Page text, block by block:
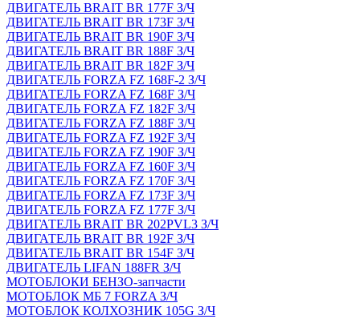
ДВИГАТЕЛЬ BRAIT BR 177F З/Ч
ДВИГАТЕЛЬ BRAIT BR 173F З/Ч
ДВИГАТЕЛЬ BRAIT BR 190F З/Ч
ДВИГАТЕЛЬ BRAIT BR 188F З/Ч
ДВИГАТЕЛЬ BRAIT BR 182F З/Ч
ДВИГАТЕЛЬ FORZA FZ 168F-2 З/Ч
ДВИГАТЕЛЬ FORZA FZ 168F З/Ч
ДВИГАТЕЛЬ FORZA FZ 182F З/Ч
ДВИГАТЕЛЬ FORZA FZ 188F З/Ч
ДВИГАТЕЛЬ FORZA FZ 192F З/Ч
ДВИГАТЕЛЬ FORZA FZ 190F З/Ч
ДВИГАТЕЛЬ FORZA FZ 160F З/Ч
ДВИГАТЕЛЬ FORZA FZ 170F З/Ч
ДВИГАТЕЛЬ FORZA FZ 173F З/Ч
ДВИГАТЕЛЬ FORZA FZ 177F З/Ч
ДВИГАТЕЛЬ BRAIT BR 202PVL3 З/Ч
ДВИГАТЕЛЬ BRAIT BR 192F З/Ч
ДВИГАТЕЛЬ BRAIT BR 154F З/Ч
ДВИГАТЕЛЬ LIFAN 188FR З/Ч
МОТОБЛОКИ БЕНЗО-запчасти
МОТОБЛОК МБ 7 FORZA З/Ч
МОТОБЛОК КОЛХОЗНИК 105G З/Ч